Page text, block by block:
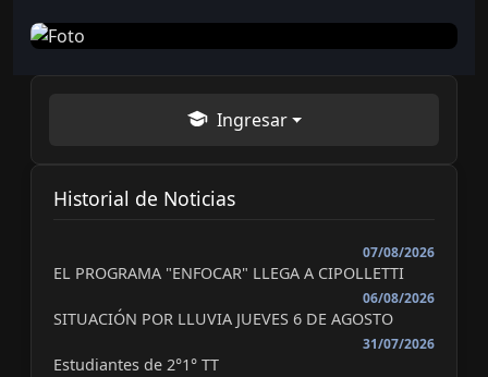
Ingresar
Historial de Noticias
07/08/2026
EL PROGRAMA "ENFOCAR" LLEGA A CIPOLLETTI
06/08/2026
SITUACIÓN POR LLUVIA JUEVES 6 DE AGOSTO
31/07/2026
Estudiantes de 2°1° TT